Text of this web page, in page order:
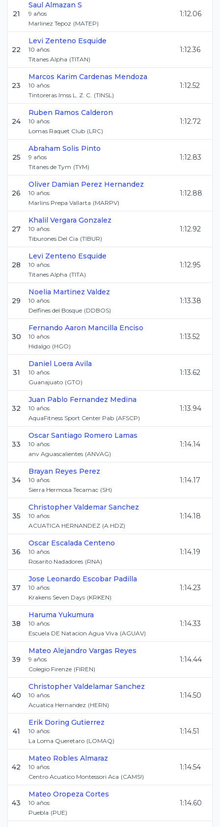
21
Saul Almazan S
9 años
Marlinez Tepoz (MATEP)
1:12.06
22
Levi Zenteno Esquide
10 años
Titanes Alpha (TITAN)
1:12.36
23
Marcos Karim Cardenas Mendoza
10 años
Tintoreras Imss L. Z. C. (TINSL)
1:12.52
24
Ruben Ramos Calderon
10 años
Lomas Raquet Club (LRC)
1:12.72
25
Abraham Solis Pinto
9 años
Titanes de Tym (TYM)
1:12.83
26
Oliver Damian Perez Hernandez
10 años
Marlins Prepa Vallarta (MARPV)
1:12.88
27
Khalil Vergara Gonzalez
10 años
Tiburones Del Cia (TIBUR)
1:12.92
28
Levi Zenteno Esquide
10 años
Titanes Alpha (TITA)
1:12.95
29
Noelia Martinez Valdez
10 años
Delfines del Bosque (DDBOS)
1:13.38
30
Fernando Aaron Mancilla Enciso
10 años
Hidalgo (HGO)
1:13.52
31
Daniel Loera Avila
10 años
Guanajuato (GTO)
1:13.62
32
Juan Pablo Fernandez Medina
10 años
AquaFitness Sport Center Pab (AFSCP)
1:13.94
33
Oscar Santiago Romero Lamas
10 años
anv Aguascalientes (ANVAG)
1:14.14
34
Brayan Reyes Perez
10 años
Sierra Hermosa Tecamac (SH)
1:14.17
35
Christopher Valdemar Sanchez
10 años
ACUATICA HERNANDEZ (A.HDZ)
1:14.18
36
Oscar Escalada Centeno
10 años
Rosarito Nadadores (RNA)
1:14.19
37
Jose Leonardo Escobar Padilla
10 años
Krakens Seven Days (KRKEN)
1:14.23
38
Haruma Yukumura
10 años
Escuela DE Natacion Agua Viva (AGUAV)
1:14.33
39
Mateo Alejandro Vargas Reyes
9 años
Colegio Firenze (FIREN)
1:14.44
40
Christopher Valdelamar Sanchez
10 años
Acuatica Hernandez (HERN)
1:14.50
41
Erik Doring Gutierrez
10 años
La Loma Queretaro (LOMAQ)
1:14.51
42
Mateo Robles Almaraz
10 años
Centro Acuatico Montessori Aca (CAMS!)
1:14.54
43
Mateo Oropeza Cortes
10 años
Puebla (PUE)
1:14.60